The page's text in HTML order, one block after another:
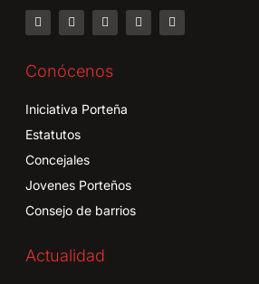
Conócenos
Iniciativa Porteña
Estatutos
Concejales
Jovenes Porteños
Consejo de barrios
Actualidad